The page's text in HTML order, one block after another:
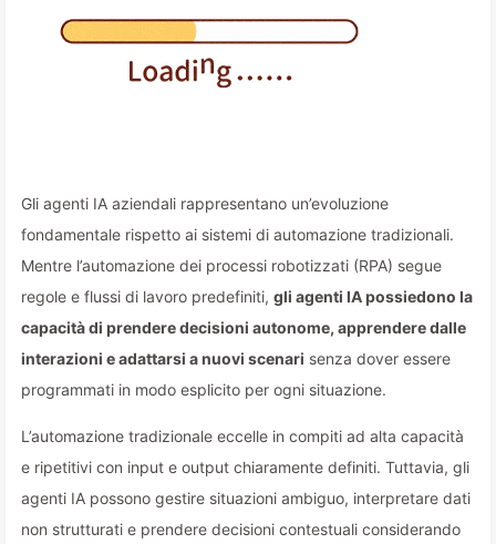
Gli agenti IA aziendali rappresentano un’evoluzione
fondamentale rispetto ai sistemi di automazione tradizionali.
Mentre l’automazione dei processi robotizzati (RPA) segue
regole e flussi di lavoro predefiniti, gli agenti IA possiedono la
capacità di prendere decisioni autonome, apprendere dalle
interazioni e adattarsi a nuovi scenari senza dover essere
programmati in modo esplicito per ogni situazione.
L’automazione tradizionale eccelle in compiti ad alta capacità
e ripetitivi con input e output chiaramente definiti. Tuttavia, gli
agenti IA possono gestire situazioni ambiguo, interpretare dati
non strutturati e prendere decisioni contestuali considerando